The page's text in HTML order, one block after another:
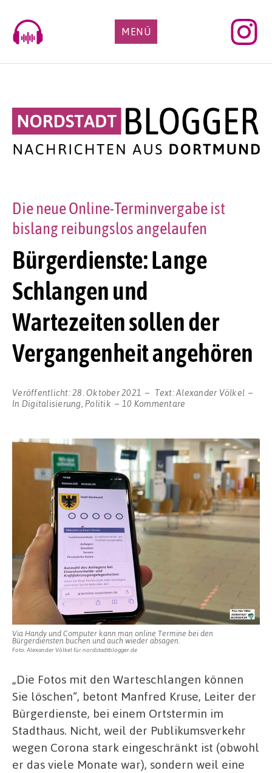
content
MENÜ
Bürgerdienste: Lange
Schlangen und
Wartezeiten sollen der
Vergangenheit angehören
Die neue Online-Terminvergabe ist
bislang reibungslos angelaufen
Veröffentlicht:28. Oktober 2021 Text:Alexander Völkel
In Digitalisierung, Politik 10 Kommentare
und
Wartezeiten
der
Vergangenheit
angehören
Via Handy und Computer kann man online Termine bei den
Bürgerdiensten buchen und auch wieder absagen.
Foto: Alexander Völkel für nordstadtblogger.de
„Die Fotos mit den Warteschlangen können
Sie löschen“, betont Manfred Kruse, Leiter der
Bürgerdienste, bei einem Ortstermin im
Stadthaus. Nicht, weil der Publikumsverkehr
wegen Corona stark eingeschränkt ist (obwohl
er das viele Monate war), sondern weil eine